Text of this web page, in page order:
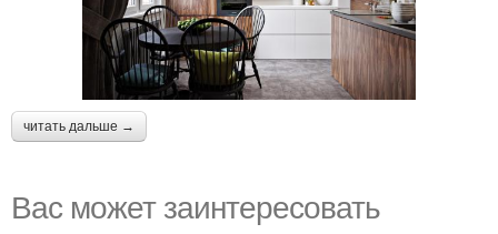
читать дальше →
Вас может заинтересовать